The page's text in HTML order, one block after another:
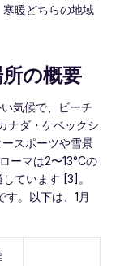
暖どちらの地域
の概要
気候で、ビーチ
ナダ・ケベックシ
スポーツや雪景
ーマは2〜13°Cの
ています [3]。
。以下は、1月